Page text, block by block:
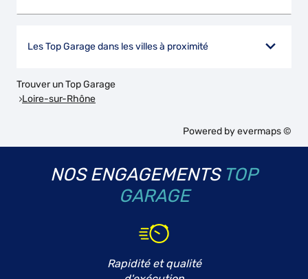
Les Top Garage dans les villes à proximité
Trouver un Top Garage
Loire-sur-Rhône
Powered byevermaps ©
NOS ENGAGEMENTS TOP
GARAGE
Rapidité et qualité